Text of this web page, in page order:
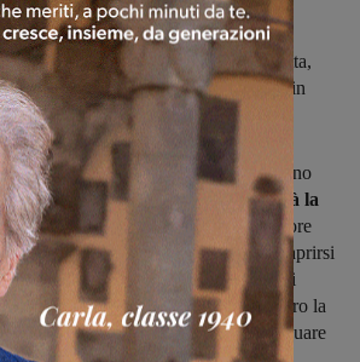
anno, riprende il campionato e le
chiuso il 2016 con una sconfitta,
da subito, anche se attese (entrambe in
partite non facili.
partita del 2017 si presenta, almeno
che al Matassino
arriverà la
cercherà di aprire l'anno nel migliore
via i tre punti. Quella in procinto di aprirsi
dopo la sfida con Jesi, la valdarnesi
contro Gubbio in trasferta e contro la
due partiteda vincere per continuare